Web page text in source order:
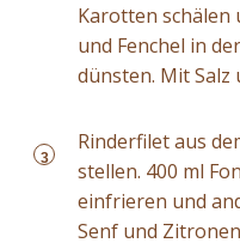
Karotten schälen
und Fenchel in
dünsten. Mit Salz
3
Rinderfilet aus
stellen. 400 ml
einfrieren und
Senf und